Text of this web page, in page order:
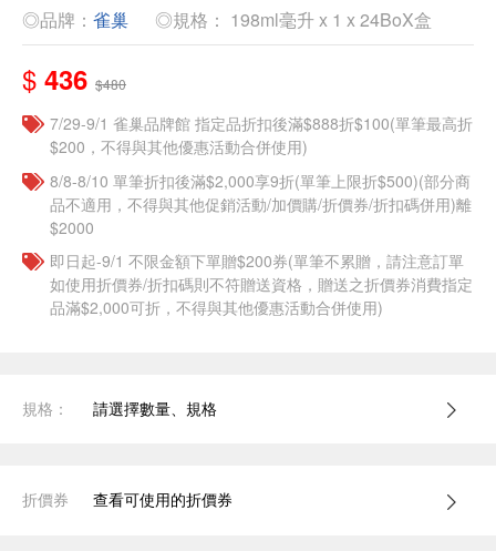
◎品牌： 雀巢 ◎規格： 198ml毫升 x 1 x 24BoX盒
$ 436 $480
7/29-9/1 雀巢品牌館 指定品折扣後滿$888折$100(單筆最高折
$200，不得與其他優惠活動合併使用)
8/8-8/10 單筆折扣後滿$2,000享9折(單筆上限折$500)(部分商
品不適用，不得與其他促銷活動/加價購/折價券/折扣碼併用)離
$2000
即日起-9/1 不限金額下單贈$200券(單筆不累贈，請注意訂單
如使用折價券/折扣碼則不符贈送資格，贈送之折價券消費指定
品滿$2,000可折，不得與其他優惠活動合併使用)
規格： 請選擇數量、規格
折價券 查看可使用的折價券